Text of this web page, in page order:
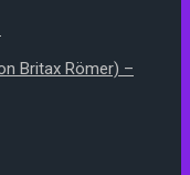
Britax Römer) –